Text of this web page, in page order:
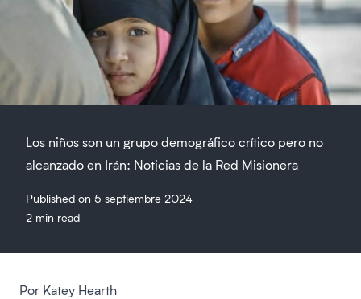
Los niños son un grupo demográfico crítico pero no
alcanzado en Irán: Noticias de la Red Misionera
Published on 5 septiembre 2024
2 min read
Por Katey Hearth